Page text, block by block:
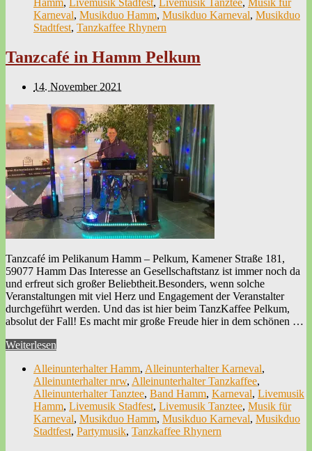
Hamm, Livemusik Stadfest, Livemusik Tanztee, Musik für
Karneval, Musikduo Hamm, Musikduo Karneval, Musikduo
Stadtfest, Tanzkaffee Rhynern
Tanzcafé in Hamm Pelkum
14. November 2021
Tanzcafé im Pelikanum Hamm – Pelkum, Kamener Straße 181,
59077 Hamm Das Interesse an Gesellschaftstanz ist immer noch da
und erfreut sich großer Beliebtheit.Besonders, wenn solche
Veranstaltungen mit viel Herz und Engagement der Veranstalter
durchgeführt werden. Und das ist hier beim TanzKaffee Pelkum,
absolut der Fall! Es macht mir große Freude hier in dem schönen …
Weiterlesen
Alleinunterhalter Hamm, Alleinunterhalter Karneval,
Alleinunterhalter nrw, Alleinunterhalter Tanzkaffee,
Alleinunterhalter Tanztee, Band Hamm, Karneval, Livemusik
Hamm, Livemusik Stadfest, Livemusik Tanztee, Musik für
Karneval, Musikduo Hamm, Musikduo Karneval, Musikduo
Stadtfest, Partymusik, Tanzkaffee Rhynern